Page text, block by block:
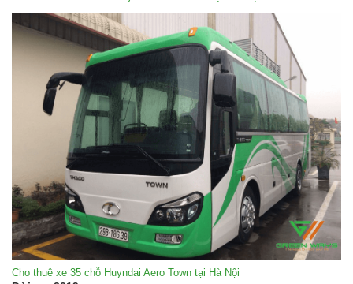
Cho thuê xe 35 chỗ Huyndai Aero Town tại Hà Nội